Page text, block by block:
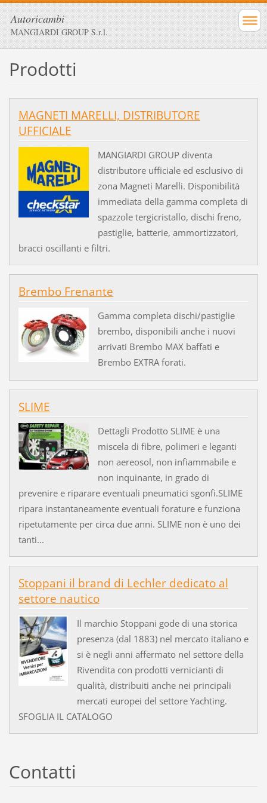
Autoricambi
MANGIARDI GROUP S.r.l.
Prodotti
MAGNETI MARELLI, DISTRIBUTORE
UFFICIALE
MANGIARDI GROUP diventa
distributore ufficiale ed esclusivo di
zona Magneti Marelli. Disponibilità
immediata della gamma completa di
spazzole tergicristallo, dischi freno,
pastiglie, batterie, ammortizzatori,
bracci oscillanti e filtri.
Brembo Frenante
Gamma completa dischi/pastiglie
brembo, disponibili anche i nuovi
arrivati Brembo MAX baffati e
Brembo EXTRA forati.
SLIME
Dettagli Prodotto SLIME è una
miscela di fibre, polimeri e leganti
non aereosol, non infiammabile e
non inquinante, in grado di
prevenire e riparare eventuali pneumatici sgonfi.SLIME
ripara instantaneamente eventuali forature e funziona
ripetutamente per circa due anni. SLIME non è uno dei
tanti...
Stoppani il brand di Lechler dedicato al
settore nautico
Il marchio Stoppani gode di una storica
presenza (dal 1883) nel mercato italiano e
si è negli anni affermato nel settore della
Rivendita con prodotti vernicianti di
qualità, distribuiti anche nei principali
mercati europei del settore Yachting.
SFOGLIA IL CATALOGO
Contatti